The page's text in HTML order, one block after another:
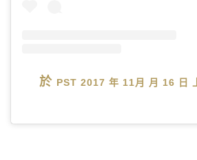
於 PST 2017 年 11月 月 16 日